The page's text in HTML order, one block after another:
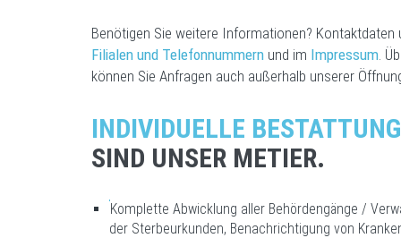
Benötigen Sie weitere Informationen? Kontaktdaten
Filialen und Telefonnummern und im Impressum.
können Sie Anfragen auch außerhalb unserer
INDIVIDUELLE
SIND UNSER METIER.
Komplette Abwicklung aller Behördengänge /
der Sterbeurkunden, Benachrichtigung von